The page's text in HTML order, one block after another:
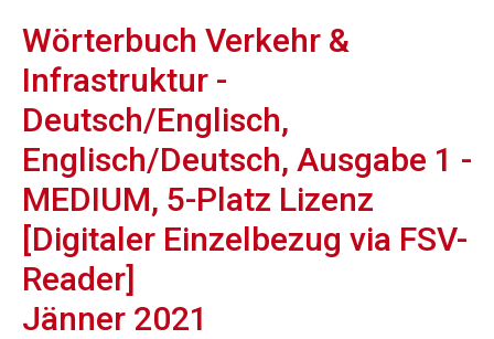
Wörterbuch Verkehr &
Infrastruktur -
Deutsch/Englisch,
Englisch/Deutsch, Ausgabe 1 -
MEDIUM, 5-Platz Lizenz
[Digitaler Einzelbezug via FSV-
Reader]
Jänner 2021